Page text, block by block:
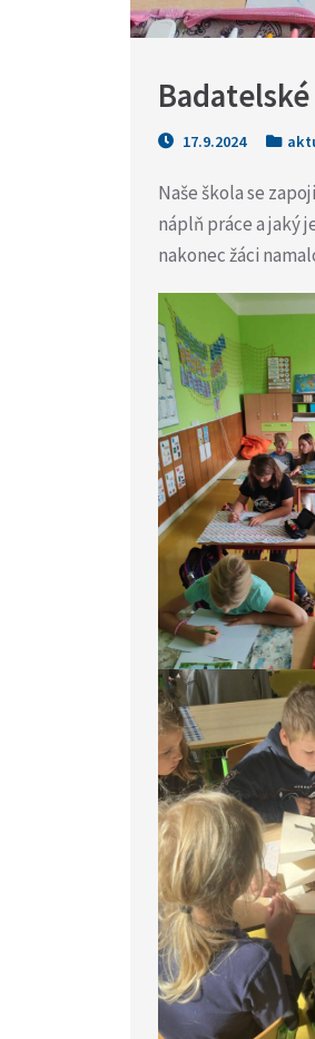
17.9.2024
Naše škola se
náplň práce a jaký
nakonec žáci